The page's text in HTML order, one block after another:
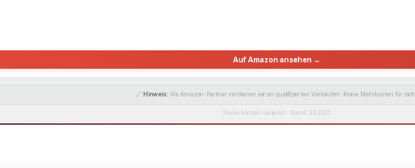
Auf Amazon ansehen →
🔗 Hinweis: Als Amazon-Partner verdienen wir an qualifizierten Verkäufen. Keine Mehrkosten für dich.
Preise können variieren · Stand: 9.8.2026